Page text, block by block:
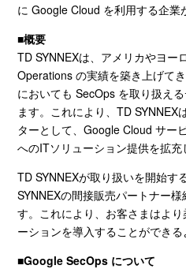
に Google Cloud を利用する企業
■概要
TD SYNNEXは、アメリカやヨー
Operationsの実績を築き上げて
においても SecOps を取り扱え
ます。これにより、TD SYNNEX
ターとして、Google Cloudサー
へのITソリューション提供を拡充
TD SYNNEXが取り扱いを開始す
SYNNEXの間接販売パートナー
す。 これにより、お客さまはより
ーションを導入することができる
■Google SecOps について